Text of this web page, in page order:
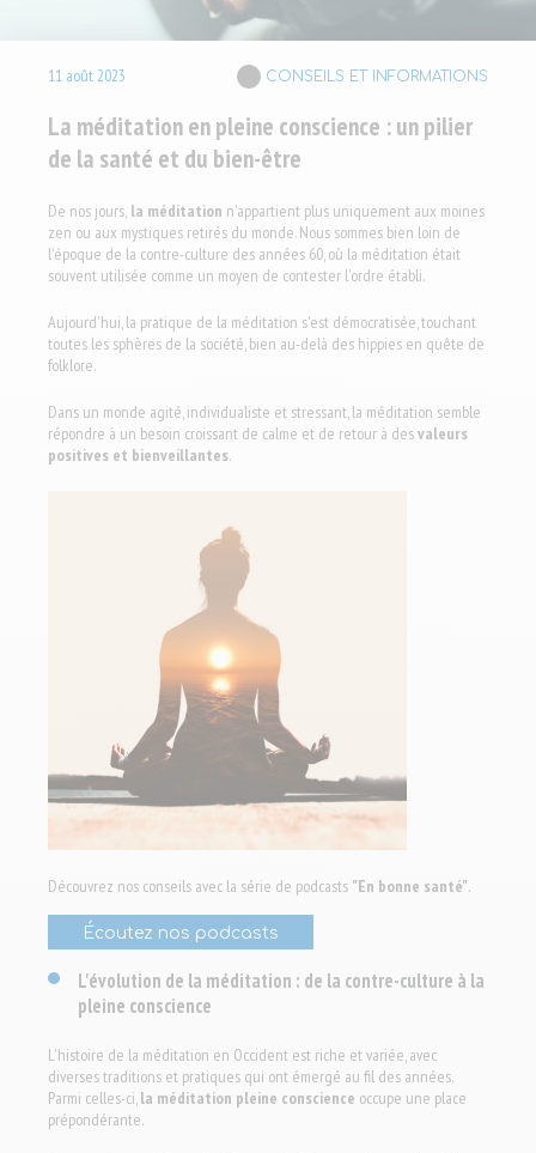
11 août2023 CONSEILS ET INFORMATIONS
La méditation en pleine conscience : un pilier
de la santé et du bien-être
De nos jours, la méditation n'appartient plus uniquement aux moines
zen ou aux mystiques retirés du monde. Nous sommes bien loin de
l'époque de la contre-culture des années 60, où la méditation était
souvent utilisée comme un moyen de contester l'ordre établi.
Aujourd'hui, la pratique de la méditation s'est démocratisée, touchant
toutes les sphères de la société, bien au-delà des hippies en quête de
folklore.
Dans un monde agité, individualiste et stressant, la méditation semble
répondre à un besoin croissant de calme et de retour à desvaleurs
positives et bienveillantes.
Découvrez nos conseils avec la série de podcasts "En bonne santé".
Écoutez nos podcasts
L'évolution de la méditation : de la contre-culture à la
pleine conscience
L'histoire de la méditation en Occident est riche et variée, avec
diverses traditions et pratiques qui ont émergé au fil des années.
Parmi celles-ci,la méditation pleine conscience occupe une place
prépondérante.